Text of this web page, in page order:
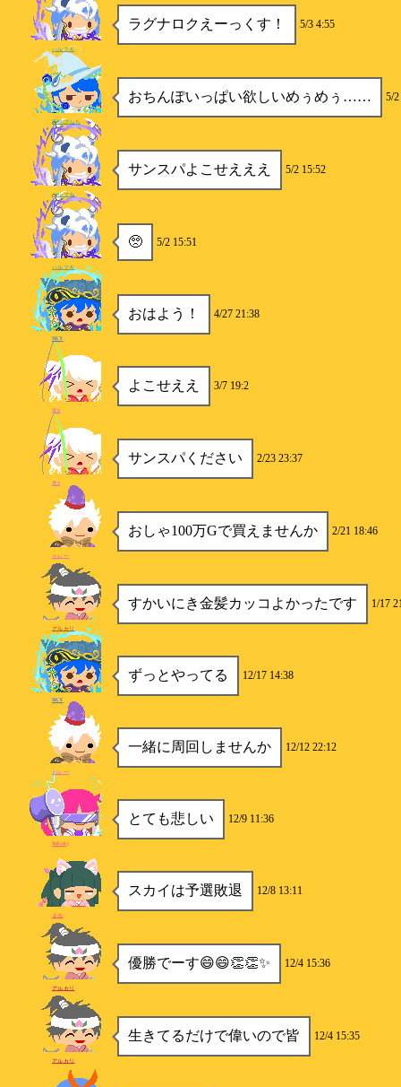
ラグナロクえーっくす！ 5/3 4:55
ハルマキ
おちんぽいっぱい欲しいめぅめぅ…… 5/
新鮮ぼんち
サンスパよこせえええ 5/2 15:52
ハルマキ
🥺 5/2 15:51
ハルマキ
おはよう！ 4/27 21:38
SKY
よこせええ 3/7 19:2
竜P
サンスパください 2/23 23:37
竜P
おしゃ100万Gで買えませんか 2/21 18:46
カレー
すかいにき金髪カッコよかったです 1/17
アルカリ
ずっとやってる 12/17 14:38
SKY
一緒に周回しませんか 12/12 22:12
カレー
とても悲しい 12/9 11:36
Sukairj
スカイは予選敗退 12/8 13:11
まる
優勝でーす😄😄👏👏✨ 12/4 15:36
アルカリ
生きてるだけで偉いので皆 12/4 15:35
アルカリ